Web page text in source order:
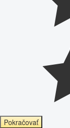
Pokračovať